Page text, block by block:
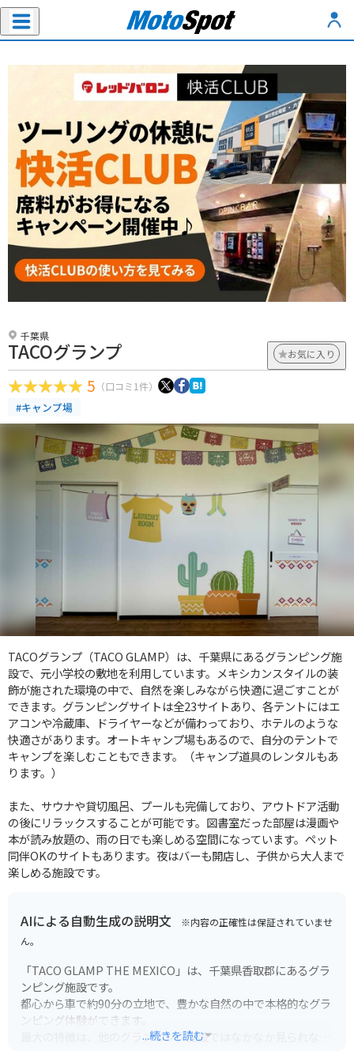
千葉県
TACOグランプ お気に入り
5 （口コミ1件）
#キャンプ場
TACOグランプ（TACO GLAMP）は、千葉県にあるグランピング施
設で、元小学校の敷地を利用しています。メキシカンスタイルの装
飾が施された環境の中で、自然を楽しみながら快適に過ごすことが
できます。グランピングサイトは全23サイトあり、各テントにはエ
アコンや冷蔵庫、ドライヤーなどが備わっており、ホテルのような
快適さがあります。オートキャンプ場もあるので、自分のテントで
キャンプを楽しむこともできます。（キャンプ道具のレンタルもあ
ります。）
また、サウナや貸切風呂、プールも完備しており、アウトドア活動
の後にリラックスすることが可能です。図書室だった部屋は漫画や
本が読み放題の、雨の日でも楽しめる空間になっています。ペット
同伴OKのサイトもあります。夜はバーも開店し、子供から大人まで
楽しめる施設です。
AIによる自動生成の説明文 ※内容の正確性は保証されていませ
ん。
「TACO GLAMP THE MEXICO」は、千葉県香取郡にあるグラ
ンピング施設です。
都心から車で約90分の立地で、豊かな自然の中で本格的なグラ
ンピング体験ができます。
最大の特徴は、他のグランピング施設ではなかなか見られな
...続きを読む